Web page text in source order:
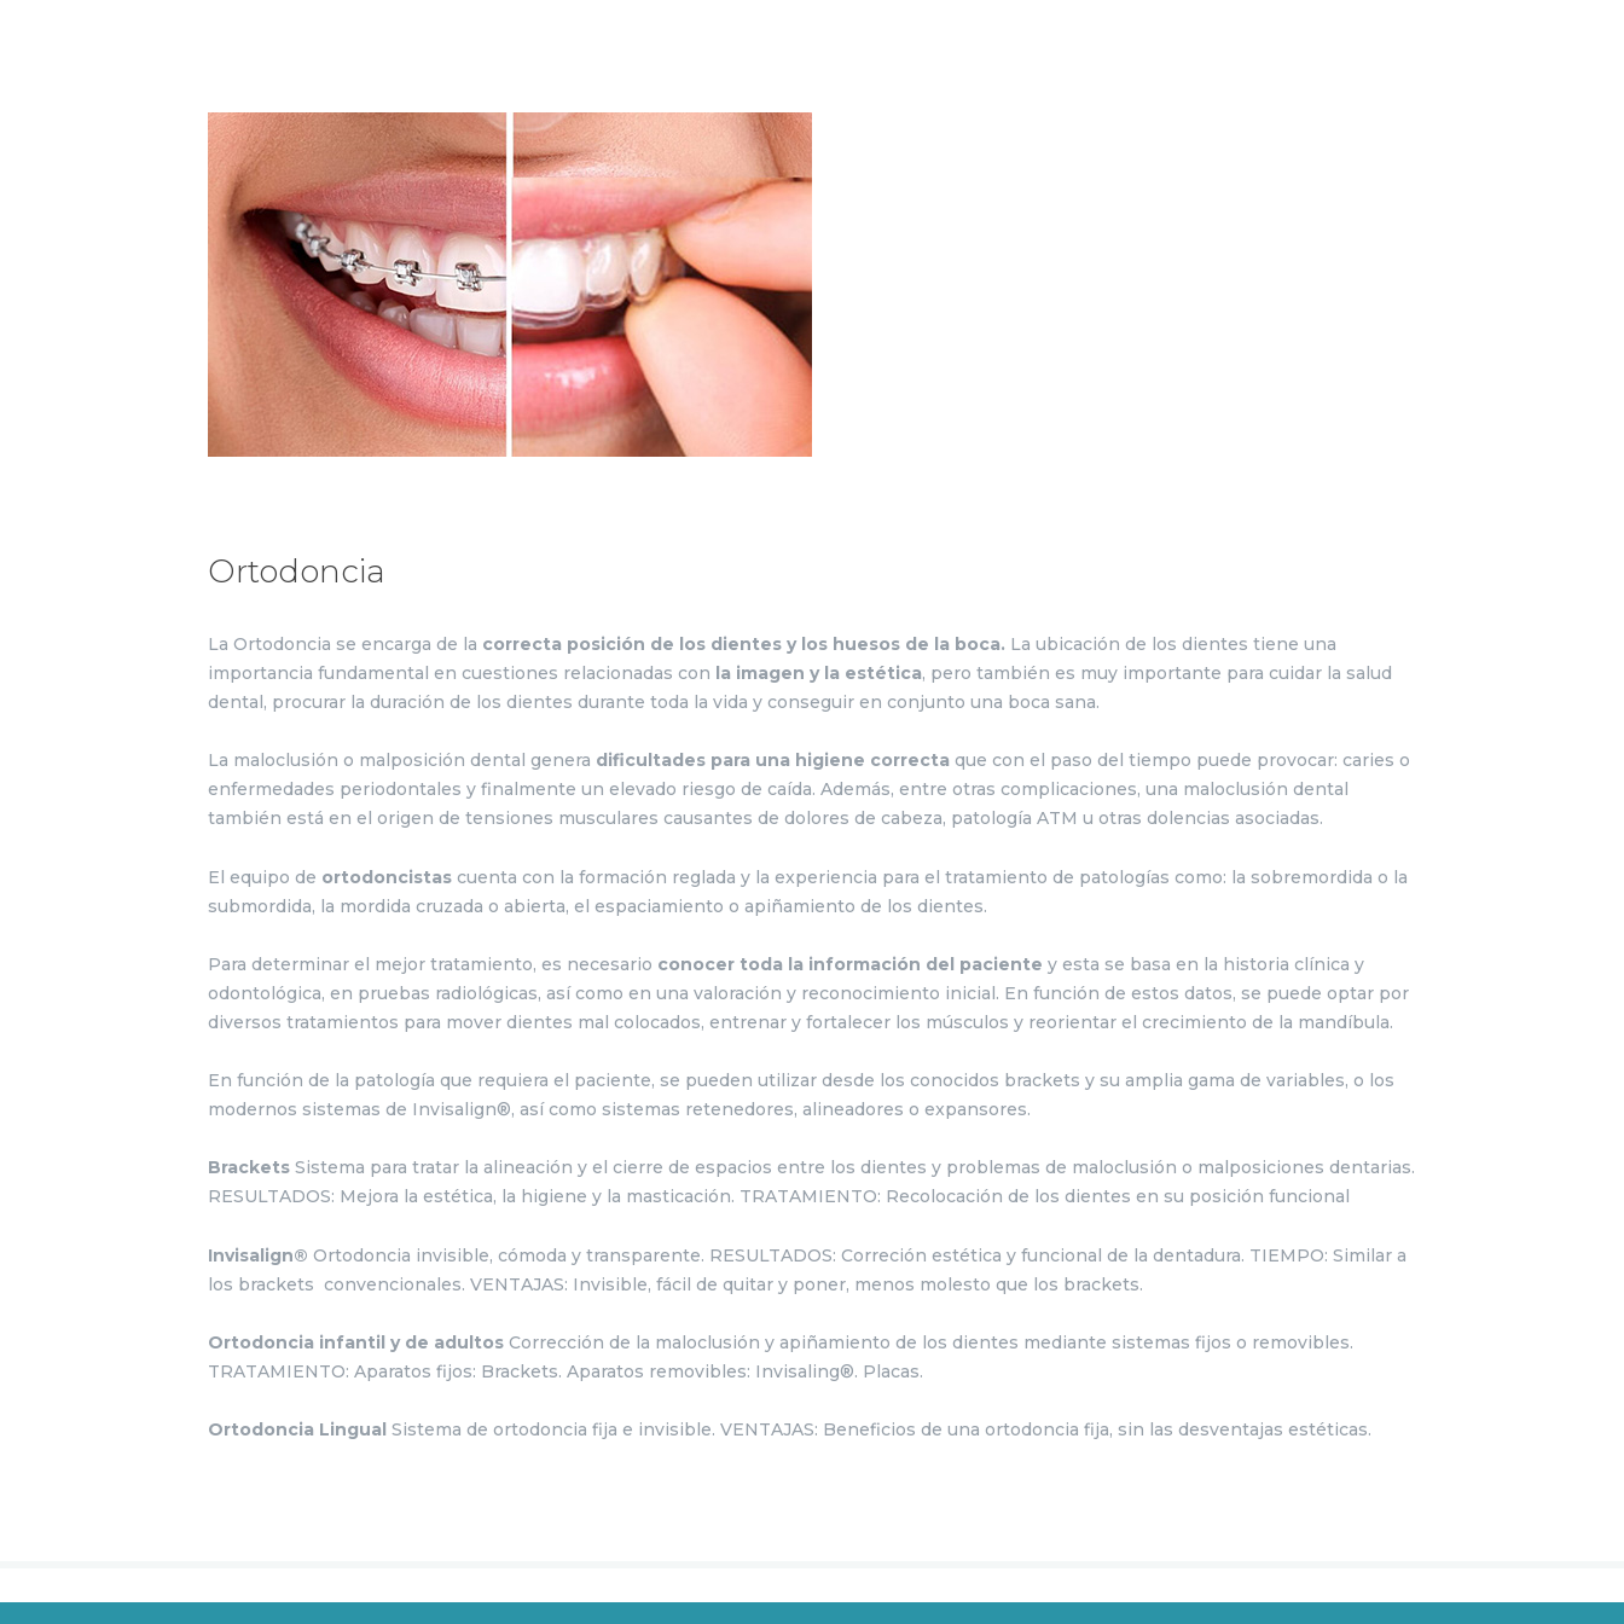
Ortodoncia
La Ortodoncia se encarga de la correcta posición de los dientes y los huesos de la boca. La ubicación de los dientes tiene una
importancia fundamental en cuestiones relacionadas con la imagen y la estética, pero también es muy importante para cuidar la salud
dental, procurar la duración de los dientes durante toda la vida y conseguir en conjunto una boca sana.
La maloclusión o malposición dental genera dificultades para una higiene correcta que con el paso del tiempo puede provocar: caries o
enfermedades periodontales y finalmente un elevado riesgo de caída. Además, entre otras complicaciones, una maloclusión dental
también está en el origen de tensiones musculares causantes de dolores de cabeza, patología ATM u otras dolencias asociadas.
El equipo de ortodoncistas cuenta con la formación reglada y la experiencia para el tratamiento de patologías como: la sobremordida o la
submordida, la mordida cruzada o abierta, el espaciamiento o apiñamiento de los dientes.
Para determinar el mejor tratamiento, es necesario conocer toda la información del paciente y esta se basa en la historia clínica y
odontológica, en pruebas radiológicas, así como en una valoración y reconocimiento inicial. En función de estos datos, se puede optar por
diversos tratamientos para mover dientes mal colocados, entrenar y fortalecer los músculos y reorientar el crecimiento de la mandíbula.
En función de la patología que requiera el paciente, se pueden utilizar desde los conocidos brackets y su amplia gama de variables, o los
modernos sistemas de Invisalign®, así como sistemas retenedores, alineadores o expansores.
Brackets Sistema para tratar la alineación y el cierre de espacios entre los dientes y problemas de maloclusión o malposiciones dentarias.
RESULTADOS: Mejora la estética, la higiene y la masticación. TRATAMIENTO: Recolocación de los dientes en su posición funcional
Invisalign® Ortodoncia invisible, cómoda y transparente. RESULTADOS: Correción estética y funcional de la dentadura. TIEMPO: Similar a
los brackets convencionales. VENTAJAS: Invisible, fácil de quitar y poner, menos molesto que los brackets.
Ortodoncia infantil y de adultos Corrección de la maloclusión y apiñamiento de los dientes mediante sistemas fijos o removibles.
TRATAMIENTO: Aparatos fijos: Brackets. Aparatos removibles: Invisaling®. Placas.
Ortodoncia Lingual Sistema de ortodoncia fija e invisible. VENTAJAS: Beneficios de una ortodoncia fija, sin las desventajas estéticas.